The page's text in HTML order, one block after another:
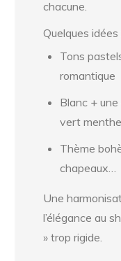
chacune.
Quelques idées
Tons
romantique
Blanc + une
vert
Thème
chapeaux…
Une
l’élégance au
» trop rigide.